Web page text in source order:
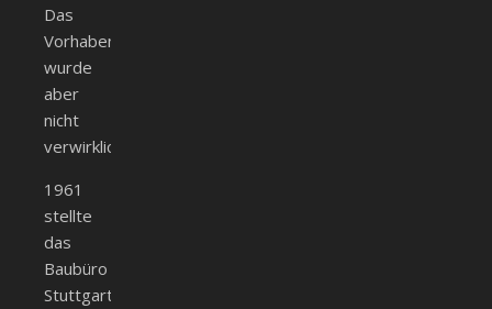
Das
Vorhaben
wurde
aber
nicht
verwirklicht.
1961
stellte
das
Baubüro
Stuttgart